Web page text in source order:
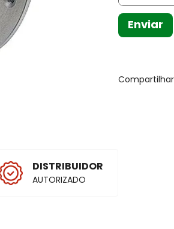
DISTRIBUIDOR
AUTORIZADO
Enviar
Compartilhar